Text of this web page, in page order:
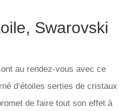
Swarovski
au rendez-vous avec ce
d’étoiles serties de cristaux
de faire tout son effet à